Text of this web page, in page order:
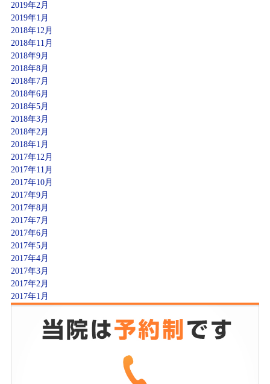
2019年2月
2019年1月
2018年12月
2018年11月
2018年9月
2018年8月
2018年7月
2018年6月
2018年5月
2018年3月
2018年2月
2018年1月
2017年12月
2017年11月
2017年10月
2017年9月
2017年8月
2017年7月
2017年6月
2017年5月
2017年4月
2017年3月
2017年2月
2017年1月